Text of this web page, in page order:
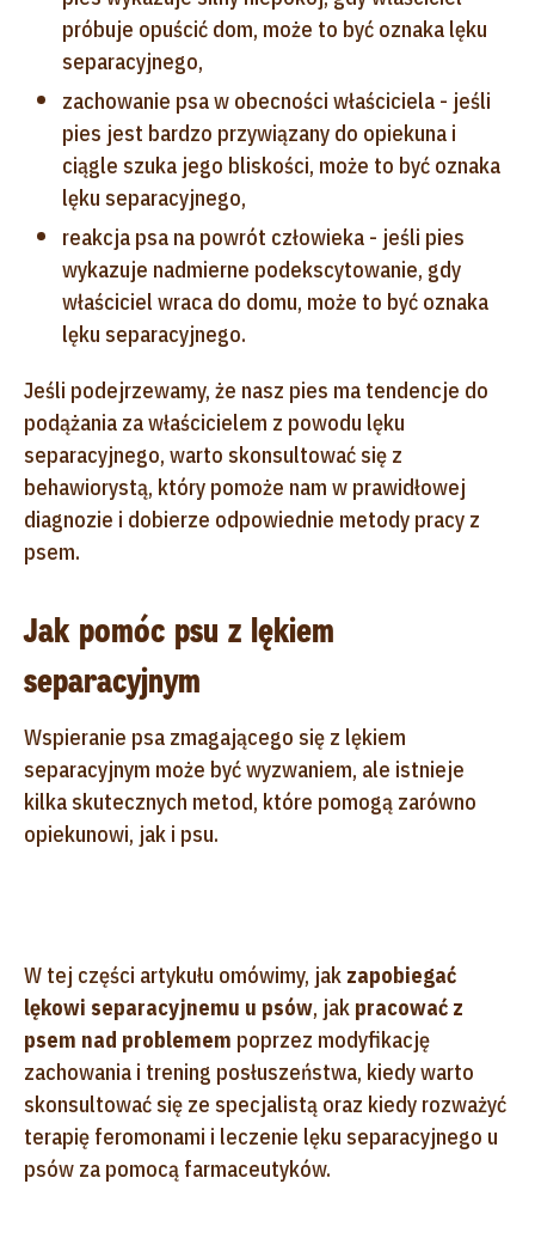
próbuje opuścić dom, może to być oznaka lęku
separacyjnego,
zachowanie psa w obecności właściciela - jeśli
pies jest bardzo przywiązany do opiekuna i
ciągle szuka jego bliskości, może to być oznaka
lęku separacyjnego,
reakcja psa na powrót człowieka - jeśli pies
wykazuje nadmierne podekscytowanie, gdy
właściciel wraca do domu, może to być oznaka
lęku separacyjnego.
Jeśli podejrzewamy, że nasz pies ma tendencje do
podążania za właścicielem z powodu lęku
separacyjnego, warto skonsultować się z
behawiorystą, który pomoże nam w prawidłowej
diagnozie i dobierze odpowiednie metody pracy z
psem.
Jak pomóc psu z lękiem
separacyjnym
Wspieranie psa zmagającego się z lękiem
separacyjnym może być wyzwaniem, ale istnieje
kilka skutecznych metod, które pomogą zarówno
opiekunowi, jak i psu.
W tej części artykułu omówimy, jak zapobiegać
lękowi separacyjnemu u psów, jak pracować z
psem nad problemem poprzez modyfikację
zachowania i trening posłuszeństwa, kiedy warto
skonsultować się ze specjalistą oraz kiedy rozważyć
terapię feromonami i leczenie lęku separacyjnego u
psów za pomocą farmaceutyków.